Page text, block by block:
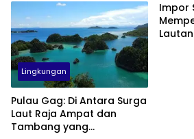
Lingkungan
Pulau Gag: Di Antara Surga
Laut Raja Ampat dan
Tambang yang
Impor
Lautan